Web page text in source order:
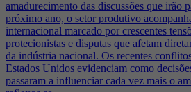
amadurecimento das discussões que irão
próximo ano, o setor produtivo
internacional marcado por crescentes
protecionistas e disputas que afetam
da indústria nacional. Os recentes
Estados Unidos evidenciam como
passaram a influenciar cada vez mais o